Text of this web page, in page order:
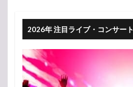
2026年 注目ライブ・コンサート